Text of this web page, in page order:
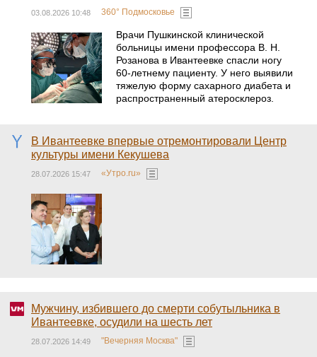
03.08.2026 10:48 360° Подмосковье
Врачи Пушкинской клинической
больницы имени профессора В. Н.
Розанова в Ивантеевке спасли ногу
60-летнему пациенту. У него выявили
тяжелую форму сахарного диабета и
распространенный атеросклероз.
В Ивантеевке впервые отремонтировали Центр
культуры имени Кекушева
28.07.2026 15:47 «Утро.ru»
Мужчину, избившего до смерти собутыльника в
Ивантеевке, осудили на шесть лет
28.07.2026 14:49 "Вечерняя Москва"